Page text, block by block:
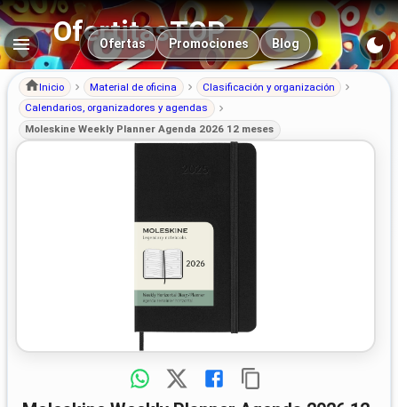
OfertitasTOP
Navegación principal
Ofertas Promociones Blog
Inicio Material de oficina
Clasificación y organización
Calendarios, organizadores y agendas
Moleskine Weekly Planner Agenda 2026 12 meses